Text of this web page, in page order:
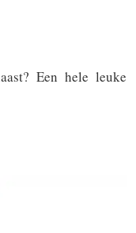
Een hele leuke